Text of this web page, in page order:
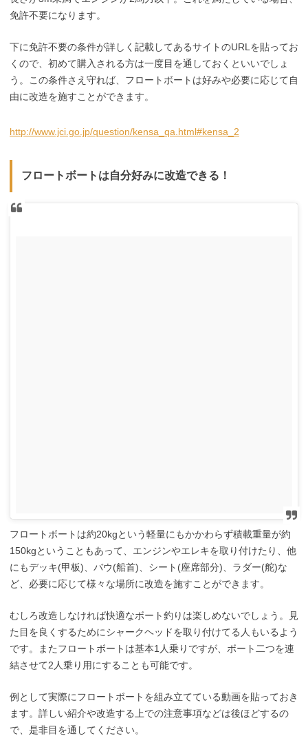
免許不要になります。
下に免許不要の条件が詳しく記載してあるサイトのURLを貼ってお
くので、初めて購入される方は一度目を通しておくといいでしょ
う。この条件さえ守れば、フロートボートは好みや必要に応じて自
由に改造を施すことができます。
http://www.jci.go.jp/question/kensa_qa.html#kensa_2
フロートボートは自分好みに改造できる！
フロートボートは約20kgという軽量にもかかわらず積載重量が約
150kgということもあって、エンジンやエレキを取り付けたり、他
にもデッキ(甲板)、バウ(船首)、シート(座席部分)、ラダー(舵)な
ど、 必要に応じて様々な場所に改造を施すことができます。
むしろ改造しなければ快適なボート釣りは楽しめないでしょう。見
た目を良くするためにシャークヘッドを取り付けてる人もいるよう
です。またフロートボートは基本1人乗りですが、ボート二つを連
結させて2人乗り用にすることも可能です。
例として実際にフロートボートを組み立てている動画を貼っておき
ます。詳しい紹介や改造する上での注意事項などは後ほどするの
で、是非目を通してください。